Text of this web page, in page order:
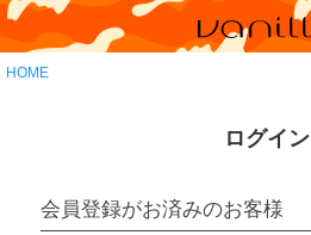
HOME
ログイン
会員登録がお済みのお客様